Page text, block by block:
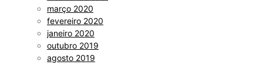
março 2020
fevereiro 2020
janeiro 2020
outubro 2019
agosto 2019